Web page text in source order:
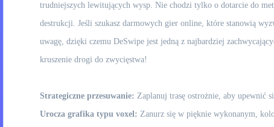
trudniejszych lewitujących wysp. Nie chodzi tylko o dotarcie do
destrukcji. Jeśli szukasz darmowych gier online, które stanowią
uwagę, dzięki czemu DeSwipe jest jedną z najbardziej
kruszenie drogi do zwycięstwa!
Strategiczne przesuwanie: Zaplanuj trasę ostrożnie, aby upewnić
Urocza grafika typu voxel: Zanurz się w pięknie wykonanym,